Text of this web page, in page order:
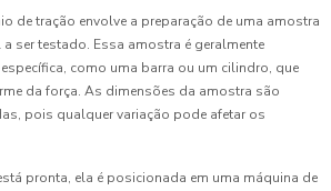
de tração envolve a preparação de uma amostra
ser testado. Essa amostra é geralmente
como uma barra ou um cilindro, que
da força. As dimensões da amostra são
pois qualquer variação pode afetar os
pronta, ela é posicionada em uma máquina de